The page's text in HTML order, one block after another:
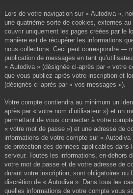
Lors de votre navigation sur « Autodiva »,
une quatrième sorte de cookies, externes
couvrir uniquement les pages créées par le
manière est de récupérer les informations
nous collectons. Ceci peut correspondre —
publication de messages en tant
« Autodiva » (désignée ci-après par « votre
que vous publiez après votre inscription et
(désignés ci-après par « vos messages »).
Votre compte contiendra au minimum un
après par « votre nom d’utilisateur ») et un
permettant de vous connecter à votre
« votre mot de passe ») et une adresse de
informations de votre compte sur «
de protection des données applicables dans
serveur. Toutes les informations, en-dehors
votre mot de passe et de votre adresse de
durant votre inscription, sont obligatoires ou
discrétion de « Autodiva ». Dans tous les
quelles informations de votre compte vous